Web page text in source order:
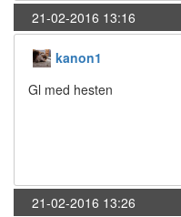
21-02-2016 13:16
kanon1
Gl med hesten
21-02-2016 13:26